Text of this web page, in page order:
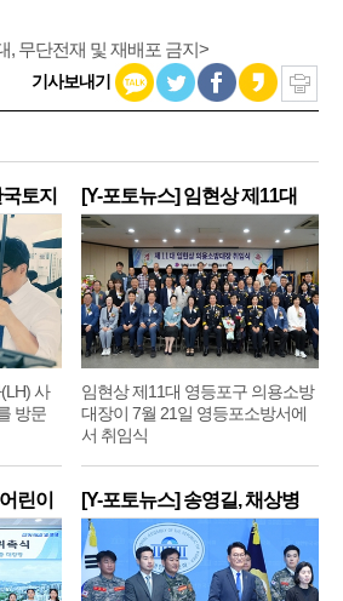
무단전재 및 재배포 금지>
기사보내기
토지
사
방문
[Y-포토뉴스] 임현상 제11대
영
임현상 제11대 영등포구 의용소방
대장이 7월 21일 영등포소방서에
서 취임식
린이
[Y-포토뉴스] 송영길, 채상병
순